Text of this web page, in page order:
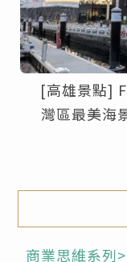
[高雄景點]
灣區最美海
商業思維系列